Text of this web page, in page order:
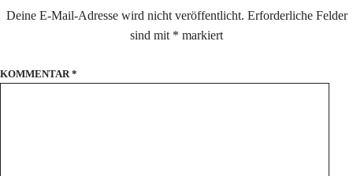
Deine E-Mail-Adresse wird nicht veröffentlicht. Erforderliche Felder
sind mit * markiert
KOMMENTAR *